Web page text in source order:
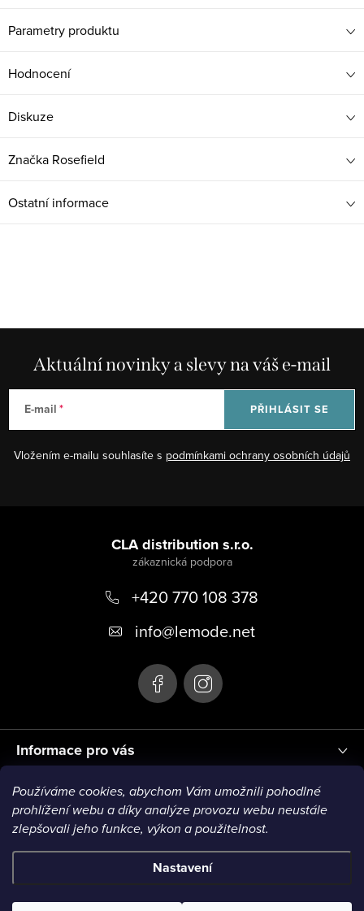
Používáme cookies, abychom Vám umožnili pohodlné
prohlížení webu a díky analýze provozu webu neustále
zlepšovali jeho funkce, výkon a použitelnost.
Nastavení
Parametry produktu
Hodnocení
Diskuze
Značka Rosefield
Ostatní informace
Aktuální novinky a slevy na váš e-mail
E-mail
Vložením e-mailu souhlasíte s podmínkami ochrany osobních údajů
PŘIHLÁSIT SE
Informace pro vás
CLA distribution s.r.o.
+420 770 108 378
info@lemode.net
Blog
Copyright 2026Le Mode. Všechna práva vyhrazena.